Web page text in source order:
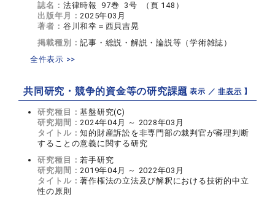
誌名： 法律時報 97巻 3号 （頁 148）
出版年月：2025年03月
著者： 谷川和幸＝西貝吉晃
掲載種別：記事・総説・解説・論説等（学術雑誌）
全件表示 >>
共同研究・競争的資金等の研究課題【 表示 ／非表示 】
研究種目：基盤研究(C)
研究期間：2024年04月 ～ 2028年03月
タイトル：知的財産訴訟を非専門部の裁判官が審理判断
することの意義に関する研究
研究種目：若手研究
研究期間：2019年04月 ～ 2022年03月
タイトル：著作権法の立法及び解釈における技術的中立
性の原則